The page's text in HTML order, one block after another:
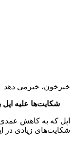
خبرخون، خبرمی دهد
شکایت‌ها علیه اپل
اپل که به کاهش
شکایت‌های زیادی در